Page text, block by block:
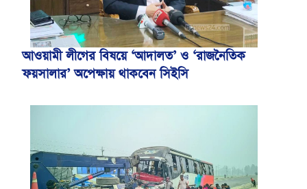
আওয়ামী লীগের বিষয়ে ‘আদালত’ ও ‘রাজনৈতিক
ফয়সালার’ অপেক্ষায় থাকবেন সিইসি